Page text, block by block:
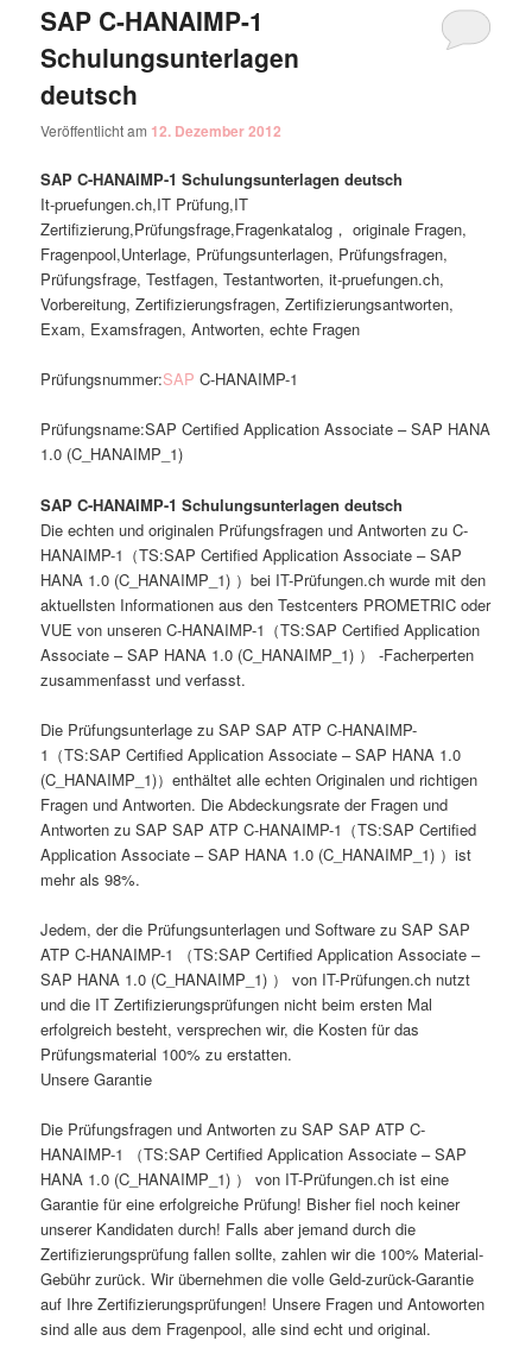
SAP C-HANAIMP-1
Schulungsunterlagen
deutsch
Veröffentlicht am 12. Dezember 2012
SAP C-HANAIMP-1 Schulungsunterlagen deutsch
It-pruefungen.ch,IT Prüfung,IT
Zertifizierung,Prüfungsfrage,Fragenkatalog， originale Fragen,
Fragenpool,Unterlage, Prüfungsunterlagen, Prüfungsfragen,
Prüfungsfrage, Testfagen, Testantworten, it-pruefungen.ch,
Vorbereitung, Zertifizierungsfragen, Zertifizierungsantworten,
Exam, Examsfragen, Antworten, echte Fragen
Prüfungsnummer:SAP C-HANAIMP-1
Prüfungsname:SAP Certified Application Associate – SAP HANA
1.0 (C_HANAIMP_1)
SAP C-HANAIMP-1 Schulungsunterlagen deutsch
Die echten und originalen Prüfungsfragen und Antworten zu C-
HANAIMP-1（TS:SAP Certified Application Associate – SAP
HANA 1.0 (C_HANAIMP_1) ）bei IT-Prüfungen.ch wurde mit den
aktuellsten Informationen aus den Testcenters PROMETRIC oder
VUE von unseren C-HANAIMP-1（TS:SAP Certified Application
Associate – SAP HANA 1.0 (C_HANAIMP_1) ） -Facherperten
zusammenfasst und verfasst.
Die Prüfungsunterlage zu SAP SAP ATP C-HANAIMP-
1（TS:SAP Certified Application Associate – SAP HANA 1.0
(C_HANAIMP_1)）enthältet alle echten Originalen und richtigen
Fragen und Antworten. Die Abdeckungsrate der Fragen und
Antworten zu SAP SAP ATP C-HANAIMP-1（TS:SAP Certified
Application Associate – SAP HANA 1.0 (C_HANAIMP_1) ）ist
mehr als 98%.
Jedem, der die Prüfungsunterlagen und Software zu SAP SAP
ATP C-HANAIMP-1 （TS:SAP Certified Application Associate –
SAP HANA 1.0 (C_HANAIMP_1) ） von IT-Prüfungen.ch nutzt
und die IT Zertifizierungsprüfungen nicht beim ersten Mal
erfolgreich besteht, versprechen wir, die Kosten für das
Prüfungsmaterial 100% zu erstatten.
Unsere Garantie
Die Prüfungsfragen und Antworten zu SAP SAP ATP C-
HANAIMP-1 （TS:SAP Certified Application Associate – SAP
HANA 1.0 (C_HANAIMP_1) ） von IT-Prüfungen.ch ist eine
Garantie für eine erfolgreiche Prüfung! Bisher fiel noch keiner
unserer Kandidaten durch! Falls aber jemand durch die
Zertifizierungsprüfung fallen sollte, zahlen wir die 100% Material-
Gebühr zurück. Wir übernehmen die volle Geld-zurück-Garantie
auf Ihre Zertifizierungsprüfungen! Unsere Fragen und Antoworten
sind alle aus dem Fragenpool, alle sind echt und original.